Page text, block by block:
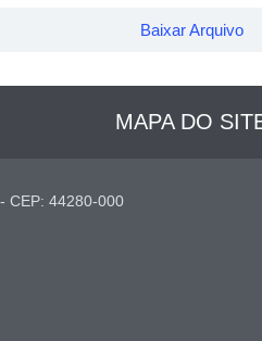
Baixar Arquivo
MAPA DO
CEP: 44280-000